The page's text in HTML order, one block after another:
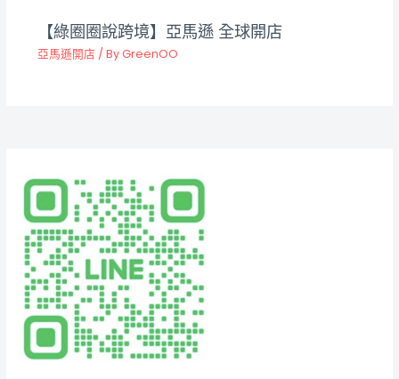
【綠圈圈說跨境】亞馬遜 全球開店
亞馬遜開店 / ByGreenOO